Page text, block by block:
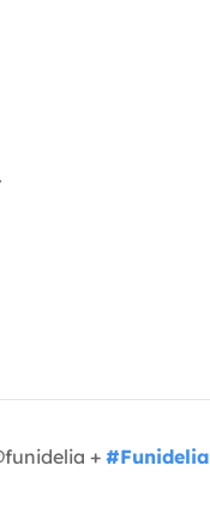
+#Funidelia